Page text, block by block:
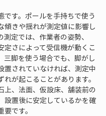
です。ポールを手持ちで使う
傾きや揺れが測定値に影響し
測定では、作業者の姿勢、
定さによって受信機が動くこ
三脚を使う場合でも、脚がし
置されていなければ、測定中
れが起こることがあります。
上、法面、仮設床、舗装前の
設置後に安定しているかを確
です。